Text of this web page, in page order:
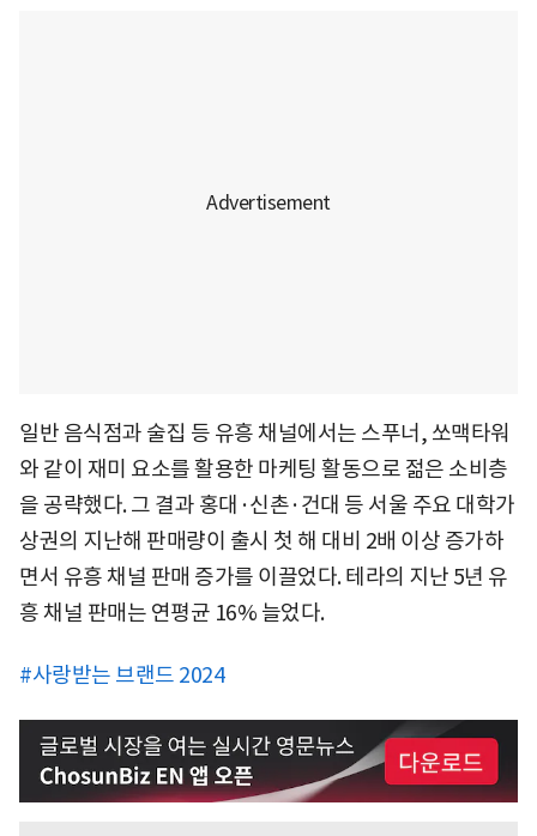
일반 음식점과 술집 등 유흥 채널에서는 스푸너, 쏘맥타워
와 같이 재미 요소를 활용한 마케팅 활동으로 젊은 소비층
을 공략했다. 그 결과 홍대·신촌·건대 등 서울 주요 대학가
상권의 지난해 판매량이 출시 첫 해 대비 2배 이상 증가하
면서 유흥 채널 판매 증가를 이끌었다. 테라의 지난 5년 유
흥 채널 판매는 연평균 16% 늘었다.
#사랑받는 브랜드 2024